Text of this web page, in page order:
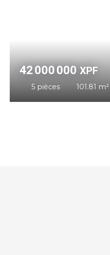
42 000 000XPF
5 pièces 101.81 m²